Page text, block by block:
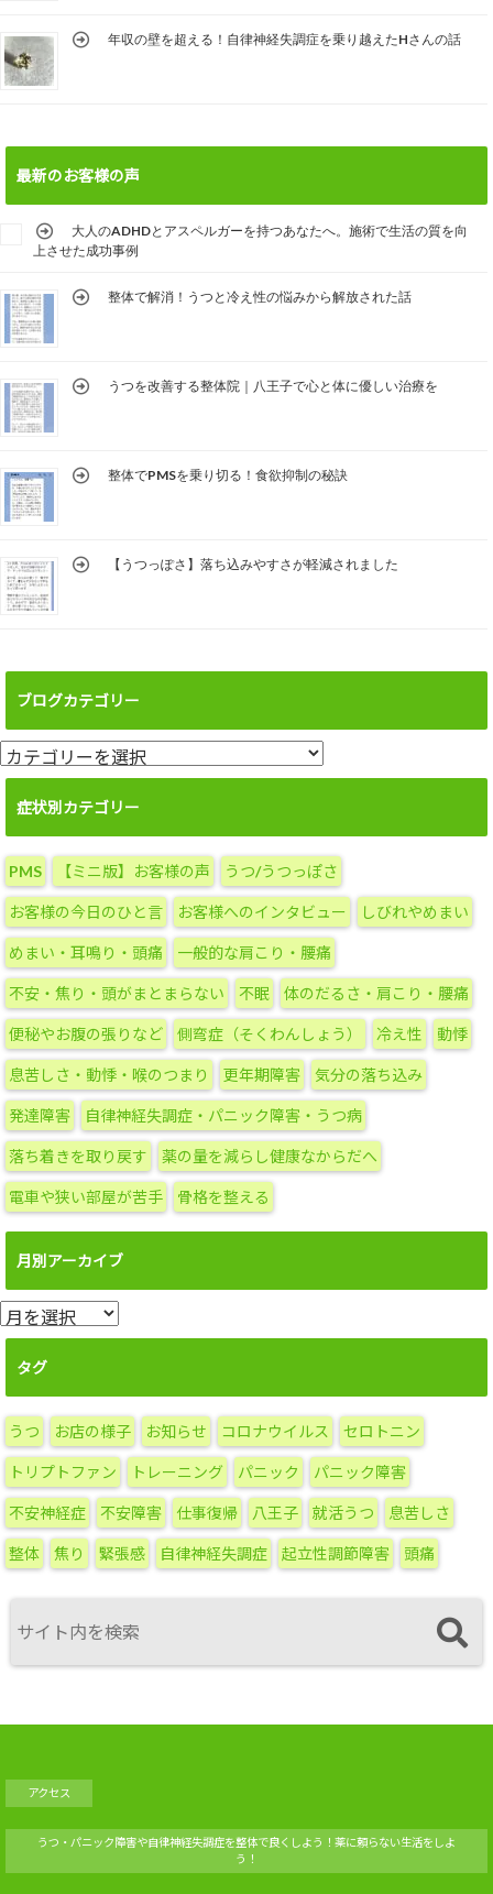
年収の壁を超える！自律神経失調症を乗り越えたHさんの話
最新のお客様の声
大人のADHDとアスペルガーを持つあなたへ。施術で生活の質を向
上させた成功事例
整体で解消！うつと冷え性の悩みから解放された話
うつを改善する整体院｜八王子で心と体に優しい治療を
整体でPMSを乗り切る！食欲抑制の秘訣
【うつっぽさ】落ち込みやすさが軽減されました
ブログカテゴリー
ブ
ロ
カ
テ
ゴ
リ
ー
症状別カテゴリー
PMS 【ミニ版】お客様の声 うつ/うつっぽさ
お客様の今日のひと言 お客様へのインタビュー しびれやめまい
めまい・耳鳴り・頭痛 一般的な肩こり・腰痛
不安・焦り・頭がまとまらない 不眠 体のだるさ・肩こり・腰痛
便秘やお腹の張りなど 側弯症（そくわんしょう） 冷え性 動悸
息苦しさ・動悸・喉のつまり 更年期障害 気分の落ち込み
発達障害 自律神経失調症・パニック障害・うつ病
落ち着きを取り戻す 薬の量を減らし健康なからだへ
電車や狭い部屋が苦手 骨格を整える
月別アーカイブ
月
別
ー
カ
イ
ブ
タグ
うつ お店の様子 お知らせ コロナウイルス セロトニン
トリプトファン トレーニング パニック パニック障害
不安神経症 不安障害 仕事復帰 八王子 就活うつ 息苦しさ
整体 焦り 緊張感 自律神経失調症 起立性調節障害 頭痛
アクセス
うつ・パニック障害や自律神経失調症を整体で良くしよう！薬に頼らない生活をしよ
う！